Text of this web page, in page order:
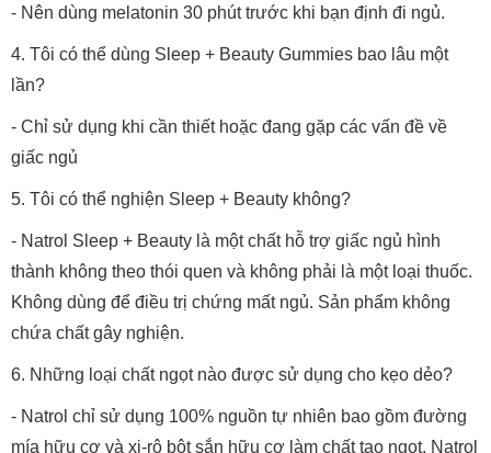
- Nên dùng melatonin 30 phút trước khi bạn định đi ngủ.
4. Tôi có thể dùng Sleep + Beauty Gummies bao lâu một
lần?
- Chỉ sử dụng khi cần thiết hoặc đang gặp các vấn đề về
giấc ngủ
5. Tôi có thể nghiện Sleep + Beauty không?
- Natrol Sleep + Beauty là một chất hỗ trợ giấc ngủ hình
thành không theo thói quen và không phải là một loại thuốc.
Không dùng để điều trị chứng mất ngủ. Sản phẩm không
chứa chất gây nghiện.
6. Những loại chất ngọt nào được sử dụng cho kẹo dẻo?
- Natrol chỉ sử dụng 100% nguồn tự nhiên bao gồm đường
mía hữu cơ và xi-rô bột sắn hữu cơ làm chất tạo ngọt. Natrol